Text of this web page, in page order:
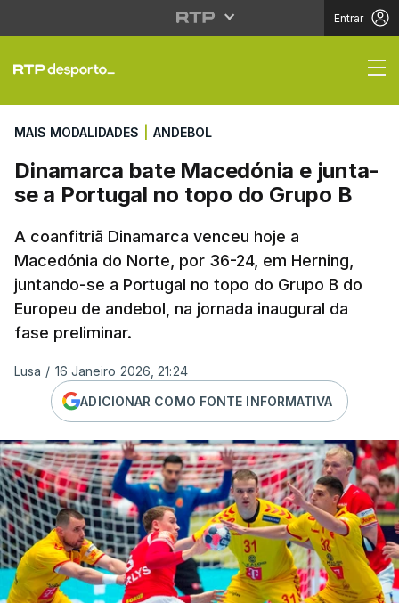
Entrar
Dinamarca bate
MAIS MODALIDADES ANDEBOL
Dinamarca bate Macedónia e junta-
se a Portugal no topo do Grupo B
A coanfitriã Dinamarca venceu hoje a
Macedónia do Norte, por 36-24, em Herning,
juntando-se a Portugal no topo do Grupo B do
Europeu de andebol, na jornada inaugural da
fase preliminar.
Lusa / 16 Janeiro 2026, 21:24
ADICIONAR COMO FONTE INFORMATIVA